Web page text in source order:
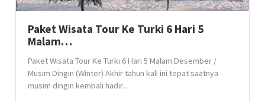
Paket Wisata Tour Ke Turki 6 Hari 5
Malam…
Paket Wisata Tour Ke Turki 6 Hari 5 Malam Desember /
Musim Dingin (Winter) Akhir tahun kali ini tepat saatnya
musim dingin kembali hadir...